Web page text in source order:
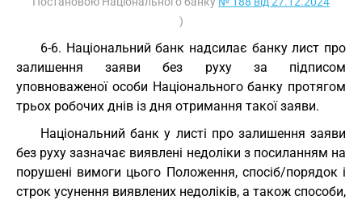
)
6-6. Національний банк надсилає банку лист про
залишення заяви без руху за підписом
уповноваженої особи Національного банку протягом
трьох робочих днів із дня отримання такої заяви.
Національний банк у листі про залишення заяви
без руху зазначає виявлені недоліки з посиланням на
порушені вимоги цього Положення, спосіб/порядок і
строк усунення виявлених недоліків, а також способи,